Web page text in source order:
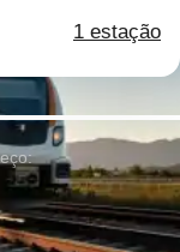
1 estação